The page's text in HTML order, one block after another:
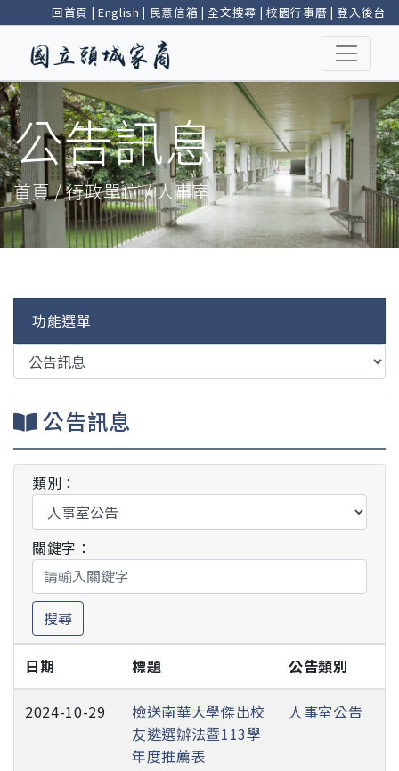
回首頁 | English | 民意信箱 |全文搜尋 | 校園行事曆 |登入後台
公告訊息
首頁 / 行政單位 / 人事室
功能選單
公告訊息
類別：
關鍵字：
搜尋
日期 標題 公告類別
2024-10-29
檢送南華大學傑出校
友遴選辦法暨113學
年度推薦表
人事室公告